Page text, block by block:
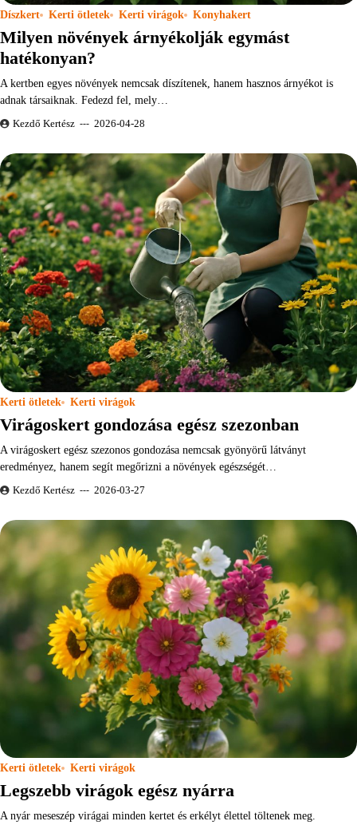
Díszkert Kerti ötletek Kerti virágok Konyhakert
Milyen növények árnyékolják egymást
hatékonyan?
A kertben egyes növények nemcsak díszítenek, hanem hasznos árnyékot is
adnak társaiknak. Fedezd fel, mely…
Kezdő Kertész 2026-04-28
Kerti ötletek Kerti virágok
Virágoskert gondozása egész szezonban
A virágoskert egész szezonos gondozása nemcsak gyönyörű látványt
eredményez, hanem segít megőrizni a növények egészségét…
Kezdő Kertész 2026-03-27
Kerti ötletek Kerti virágok
Legszebb virágok egész nyárra
A nyár meseszép virágai minden kertet és erkélyt élettel töltenek meg.